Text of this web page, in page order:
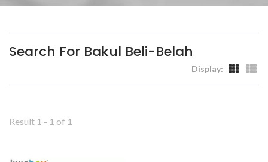
Rumah Dan Tempat Kerja -
Search For Bakul Beli-Belah
Display:
Result 1 - 1 of 1